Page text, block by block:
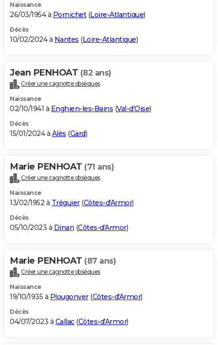
Naissance
26/03/1954 à Pornichet(Loire-Atlantique)
Décès
10/02/2024 à Nantes (Loire-Atlantique)
Jean PENHOAT (82 ans)
Créer une cagnotte obsèques
Naissance
02/10/1941 à Enghien-les-Bains (Val-d'Oise)
Décès
15/01/2024 à Alès (Gard)
Marie PENHOAT (71 ans)
Créer une cagnotte obsèques
Naissance
13/02/1952 à Tréguier(Côtes-d'Armor)
Décès
05/10/2023 à Dinan (Côtes-d'Armor)
Marie PENHOAT (87 ans)
Créer une cagnotte obsèques
Naissance
19/10/1935 à Plougonver(Côtes-d'Armor)
Décès
04/07/2023 à Callac(Côtes-d'Armor)